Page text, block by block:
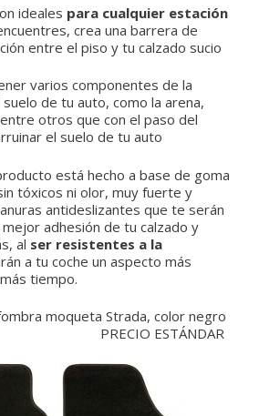
ideales para cualquier estación
crea una barrera de
entre el piso y tu calzado sucio
varios componentes de la
de tu auto, como la arena,
otros que con el paso del
el suelo de tu auto
está hecho a base de goma
tóxicos ni olor, muy fuerte y
antideslizantes que te serán
adhesión de tu calzado y
al ser resistentes a la
a tu coche un aspecto más
tiempo.
moqueta Strada, color negro
PRECIO ESTÁNDAR